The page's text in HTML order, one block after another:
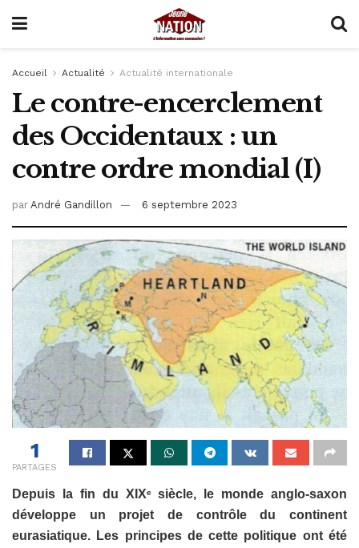
Accueil Actualité Actualité internationale
Le contre-encerclement
des Occidentaux : un
contre ordre mondial (I)
par André Gandillon 6 septembre 2023
1
PARTAGES
Depuis la fin du XIXesiècle, le monde anglo-saxon
développe un projet de contrôle du continent
eurasiatique. Les principes de cette politique ont été